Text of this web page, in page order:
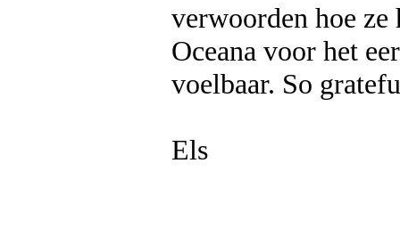
verwoorden hoe
Oceana voor het
voelbaar. So
Els